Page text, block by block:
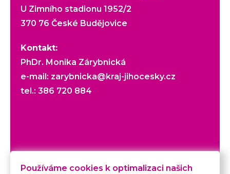
U Zimního stadionu 1952/2
370 76 České Budějovice
Kontakt:
PhDr. Monika Zárybnická
e-mail: zarybnicka@kraj-jihocesky.cz
tel.: 386 720 884
zákonem. © Krajský úřad Jihočeského kraje
Používáme cookies k optimalizaci našich